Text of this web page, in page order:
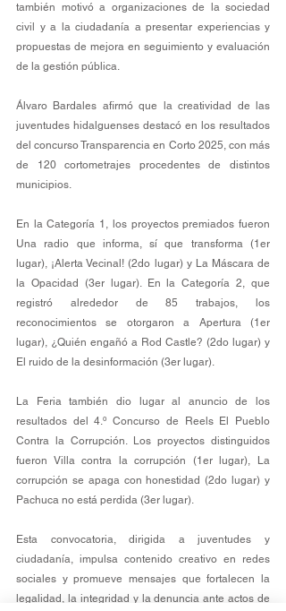
también motivó a organizaciones de la sociedad
civil y a la ciudadanía a presentar experiencias y
propuestas de mejora en seguimiento y evaluación
de la gestión pública.
Álvaro Bardales afirmó que la creatividad de las
juventudes hidalguenses destacó en los resultados
del concurso Transparencia en Corto 2025, con más
de 120 cortometrajes procedentes de distintos
municipios.
En la Categoría 1, los proyectos premiados fueron
Una radio que informa, sí que transforma (1er
lugar), ¡Alerta Vecinal! (2do lugar) y La Máscara de
la Opacidad (3er lugar). En la Categoría 2, que
registró alrededor de 85 trabajos, los
reconocimientos se otorgaron a Apertura (1er
lugar), ¿Quién engañó a Rod Castle? (2do lugar) y
El ruido de la desinformación (3er lugar).
La Feria también dio lugar al anuncio de los
resultados del 4.º Concurso de Reels El Pueblo
Contra la Corrupción. Los proyectos distinguidos
fueron Villa contra la corrupción (1er lugar), La
corrupción se apaga con honestidad (2do lugar) y
Pachuca no está perdida (3er lugar).
Esta convocatoria, dirigida a juventudes y
ciudadanía, impulsa contenido creativo en redes
sociales y promueve mensajes que fortalecen la
legalidad, la integridad y la denuncia ante actos de